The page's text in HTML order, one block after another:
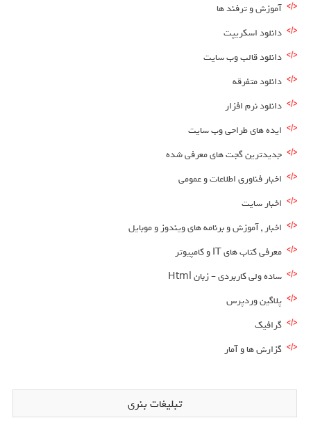
آموزش و ترفند ها
دانلود اسکریپت
دانلود قالب وب سایت
دانلود متفرقه
دانلود نرم افزار
ایده های طراحی وب سایت
جدیدترین گجت های معرفی شده
اخبار فناوری اطلاعات و عمومی
اخبار سایت
اخبار , آموزش و برنامه های ویندوز و موبایل
معرفی کتاب های IT و کامپیوتر
ساده ولی کاربردی – زبان Html
پلاگین وردپرس
گرافیک
گزارش ها و آمار
تبلیغات بنری